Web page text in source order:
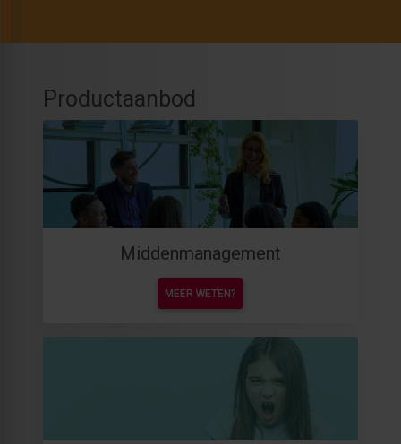
Productaanbod
Middenmanagement
MEER WETEN?